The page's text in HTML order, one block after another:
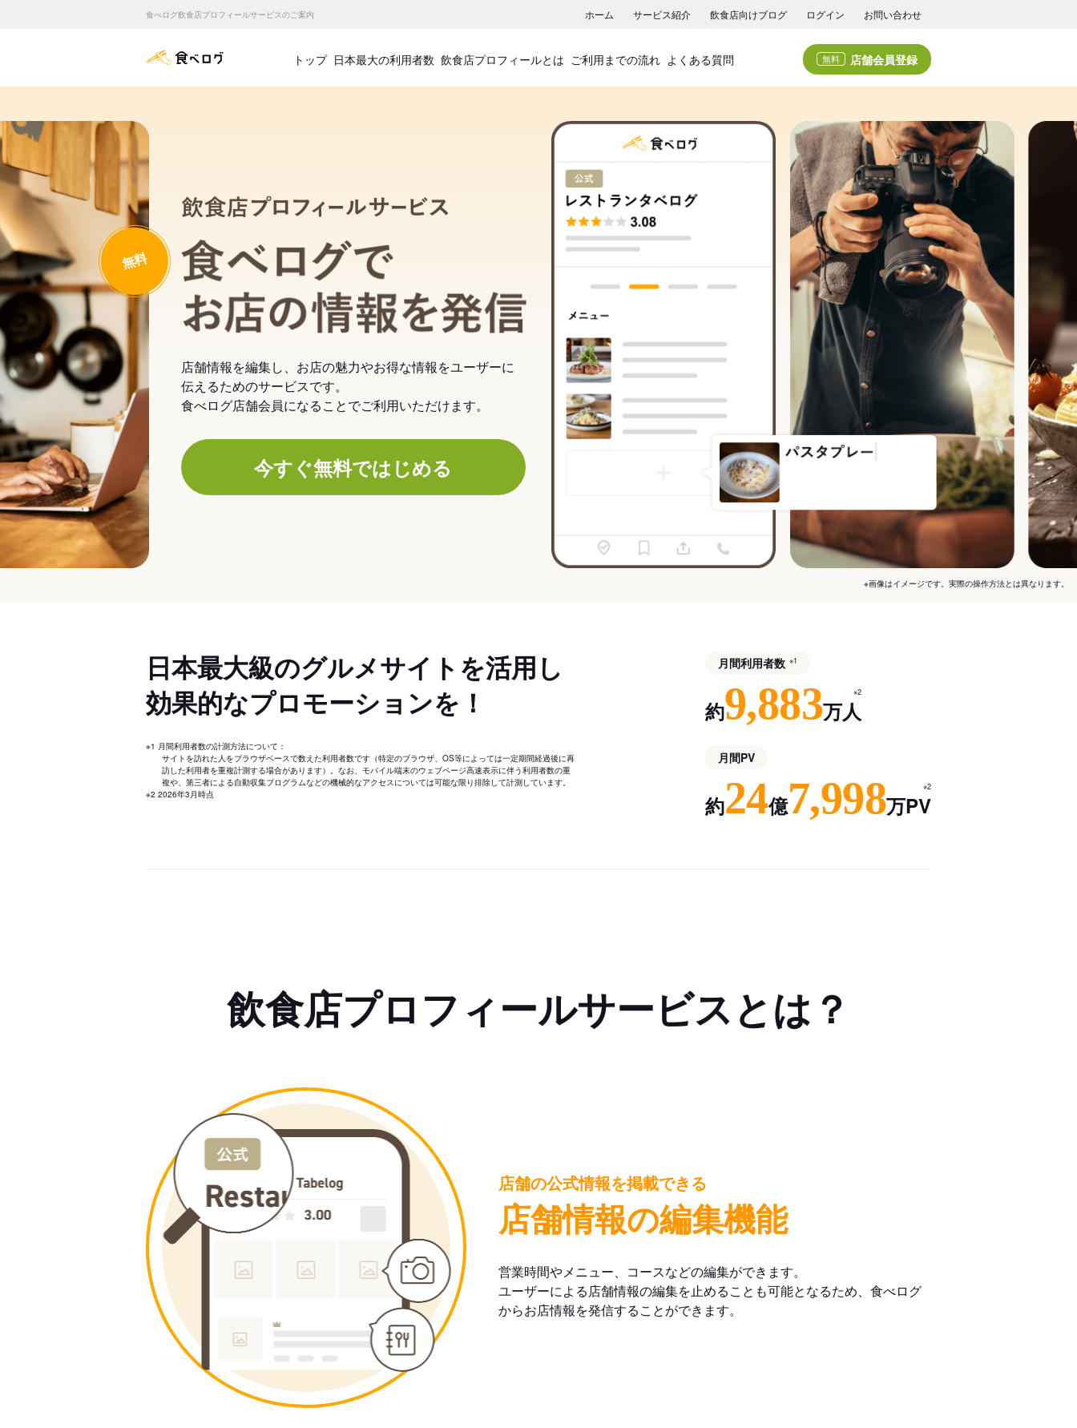
食べログ飲食店プロフィールサービスのご案内 ホーム サービス紹介 飲食店向けブログ ログイン お問い合わせ
食べログ店舗管理画面
トップ 日本最大の利用者数 飲食店プロフィールとは ご利用までの流れ よくある質問 無料 店舗会員登録
飲食店プロフィールサービス
食べログでお店の情報を発信
無料
店舗情報を編集し、お店の魅力やお得な情報をユーザーに
伝えるためのサービスです。
食べログ店舗会員になることでご利用いただけます。
今すぐ無料ではじめる
※画像はイメージです。実際の操作方法とは異なります。
日本最大級のグルメサイトを活用し
効果的なプロモーションを！
※1 月間利用者数の計測方法について：
サイトを訪れた人をブラウザベースで数えた利用者数です（特定のブラウザ、OS等によっては一定期間経過後に再
訪した利用者を重複計測する場合があります）。なお、モバイル端末のウェブページ高速表示に伴う利用者数の重
複や、第三者による自動収集プログラムなどの機械的なアクセスについては可能な限り排除して計測しています。
※2 2026年3月時点
月間利用者数 ※1
約9,883万人
※2
月間PV
約24億7,998万PV
※2
飲食店プロフィールサービスとは？
店舗の公式情報を掲載できる
店舗情報の編集機能
営業時間やメニュー、コースなどの編集ができます。
ユーザーによる店舗情報の編集を止めることも可能となるため、食べログ
からお店情報を発信することができます。